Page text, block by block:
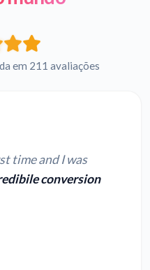
em 211 avaliações
time and I was
conversion